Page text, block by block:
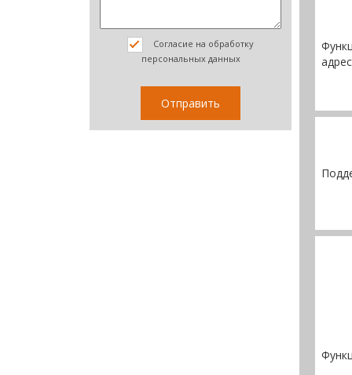
Согласие на обработку
персональных данных